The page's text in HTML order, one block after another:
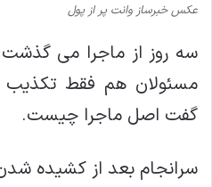
عکس خبرساز وانت پر از پول
سه روز از ماجرا می گذشت
مسئولان هم فقط
گفت اصل ماجرا چیست.
سرانجام بعد از کشیده